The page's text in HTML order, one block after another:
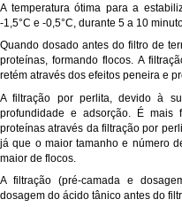
A temperatura ótima para a
-1,5°C e -0,5°C, durante 5 a 10
Quando dosado antes do filtro de
proteínas, formando flocos. A
retém através dos efeitos peneira e
A filtração por perlita, devido à
profundidade e adsorção. É
proteínas através da filtração por
já que o maior tamanho e número
maior de flocos.
A filtração (pré-camada e
dosagem do ácido tânico antes do